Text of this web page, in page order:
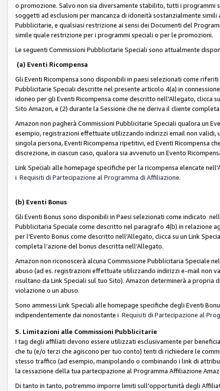
o promozione. Salvo non sia diversamente stabilito, tutti i
soggetti ad esclusioni per mancanza di idoneità sostanzialmente
Pubblicitarie, e qualsiasi restrizione ai sensi dei Documenti del
simile quale restrizione per i programmi speciali o per le promozioni.
Le seguenti Commissioni Pubblicitarie Speciali sono attualmente
(a) Eventi Ricompensa
Gli Eventi Ricompensa sono disponibili in paesi selezionati come
Pubblicitarie Speciali descritte nel presente articolo 4(a) in
idoneo per gli Eventi Ricompensa come descritto nell'Allegato, clicca
Sito Amazon, e (2) durante la Sessione che ne deriva il cliente
Amazon non pagherà Commissioni Pubblicitarie Speciali qualora un
esempio, registrazioni effettuate utilizzando indirizzi email non
singola persona, Eventi Ricompensa ripetitivi, ed Eventi Ricompensa
discrezione, in ciascun caso, qualora sia avvenuto un Evento
Link Speciali alle homepage specifiche per la ricompensa elencate
i Requisiti di Partecipazione al Programma di Affiliazione.
(b) Eventi Bonus
Gli Eventi Bonus sono disponibili in Paesi selezionati come indicato
Pubblicitaria Speciale come descritto nel paragrafo 4(b) in relazione
per l’Evento Bonus come descritto nell’Allegato, clicca su un Link
completa l’azione del bonus descritta nell’Allegato.
Amazon non riconoscerà alcuna Commissione Pubblicitaria Speciale
abuso (ad es. registrazioni effettuate utilizzando indirizzi e-mail non
risultano da Link Speciali sul tuo Sito). Amazon determinerà a propria
violazione o un abuso.
Sono ammessi Link Speciali alle homepage specifiche degli Eventi
indipendentemente dai nonostante i Requisiti di Partecipazione al
5. Limitazioni alle Commissioni Pubblicitarie
I tag degli affiliati devono essere utilizzati esclusivamente per
che tu (e/o terzi che agiscono per tuo conto) tenti di richiedere le
stesso traffico (ad esempio, manipolando o combinando i link di
la cessazione della tua partecipazione al Programma Affiliazione
Di tanto in tanto, potremmo imporre limiti sull'opportunità degli